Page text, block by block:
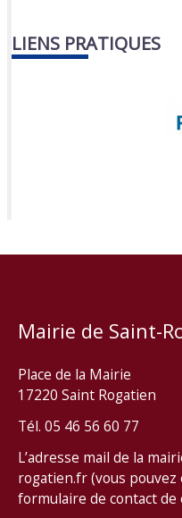
LIENS PRATIQUES
Mairie de Saint-
Place de la Mairie
17220 Saint Rogatien
Tél. 05 46 56 60 77
L’adresse mail de la
rogatien.fr (vous
formulaire de contact de